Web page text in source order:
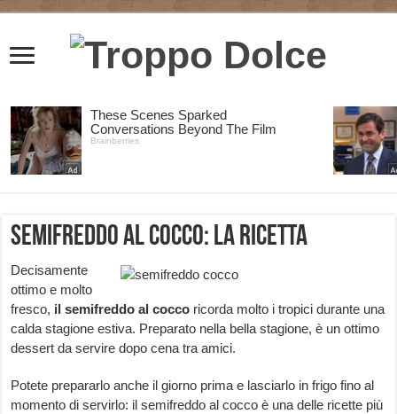
Semifreddo al cocco: la ricetta
Decisamente
ottimo e molto
fresco, il semifreddo al cocco ricorda molto i tropici durante una
calda stagione estiva. Preparato nella bella stagione, è un ottimo
dessert da servire dopo cena tra amici.
Potete prepararlo anche il giorno prima e lasciarlo in frigo fino al
momento di servirlo: il semifreddo al cocco è una delle ricette più